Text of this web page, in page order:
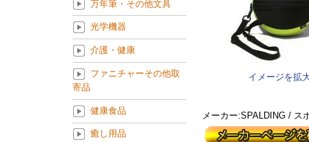
イメージを拡
メーカー:SPALDING / ス
万年筆・その他文具
光学機器
介護・健康
ファニチャーその他取
寄品
健康食品
癒し用品